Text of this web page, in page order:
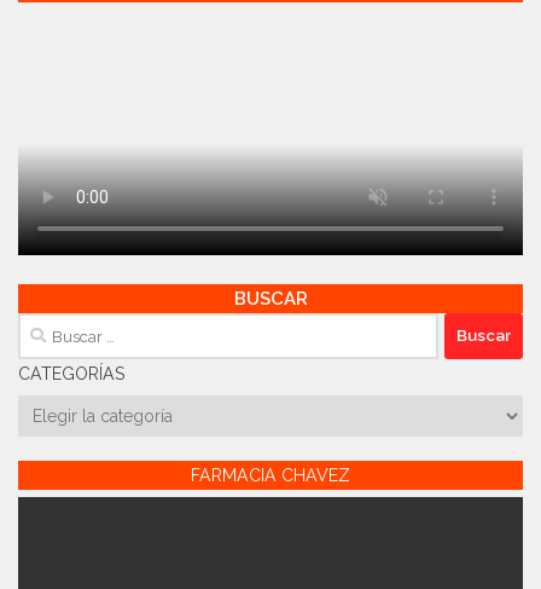
BUSCAR
Buscar:
CATEGORÍAS
Categorías
FARMACIA CHAVEZ